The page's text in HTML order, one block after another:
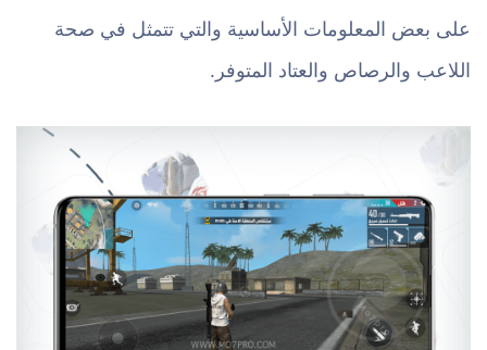
على بعض المعلومات الأساسية والتي تتمثل في صحة
اللاعب والرصاص والعتاد المتوفر.